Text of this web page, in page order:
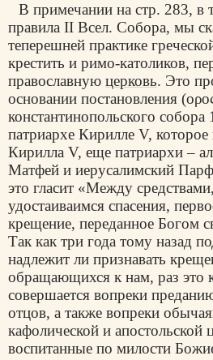
В примечании на стр. 283, в
правила II Всел. Собора, мы
теперешней практике
крестить и римо-католиков,
православную церковь. Это
основании постановления (o
константинопольского собора
патриархе Кирилле V,
Кирилла V, еще патриархи –
Матфей и иерусалимский
это гласит «Между
удостаиваимся спасения,
крещение, переданное Богом
Так как три года тому назад
надлежит ли признавать
обращающихся к нам, раз это
совершается вопреки
отцов, а также вопреки
кафолической и апостольской
воспитанные по милости